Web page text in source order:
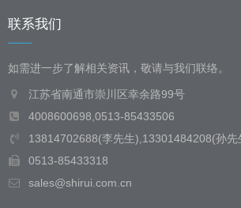
联系我们
如需进一步了解相关资讯，敬请与我们联络。
江苏省南通市崇川区幸余路99号
4008600698,0513-85433506
13814702688(李先生),13301484208(孙先
0513-85433318
sales@shirui.com.cn